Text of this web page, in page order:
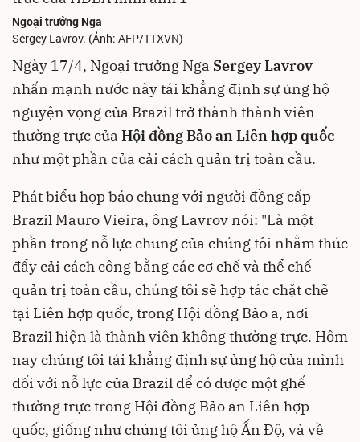
Ngoại trưởng Nga
Sergey Lavrov. (Ảnh: AFP/TTXVN)
Ngày 17/4, Ngoại trưởng Nga Sergey Lavrov
nhấn mạnh nước này tái khẳng định sự ủng hộ
nguyện vọng của Brazil trở thành thành viên
thường trực của Hội đồng Bảo an Liên hợp quốc
như một phần của cải cách quản trị toàn cầu.
Phát biểu họp báo chung với người đồng cấp
Brazil Mauro Vieira, ông Lavrov nói: "Là một
phần trong nỗ lực chung của chúng tôi nhằm thúc
đẩy cải cách công bằng các cơ chế và thể chế
quản trị toàn cầu, chúng tôi sẽ hợp tác chặt chẽ
tại Liên hợp quốc, trong Hội đồng Bảo a, nơi
Brazil hiện là thành viên không thường trực. Hôm
nay chúng tôi tái khẳng định sự ủng hộ của mình
đối với nỗ lực của Brazil để có được một ghế
thường trực trong Hội đồng Bảo an Liên hợp
quốc, giống như chúng tôi ủng hộ Ấn Độ, và về